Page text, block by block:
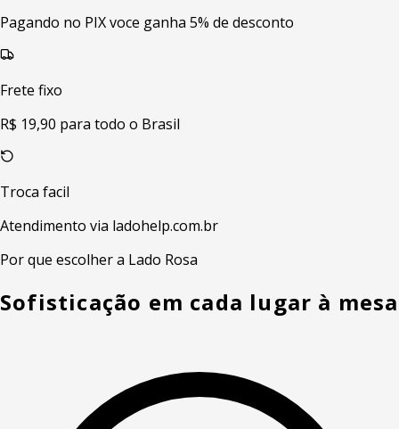
Pagando no PIX voce ganha 5% de desconto
Frete fixo
R$ 19,90 para todo o Brasil
Troca facil
Atendimento via ladohelp.com.br
Por que escolher a Lado Rosa
Sofisticação em cada lugar à mesa